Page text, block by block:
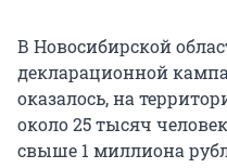
В Новосибирской
декларационной
оказалось, на
около 25 тысяч
свыше 1 миллиона